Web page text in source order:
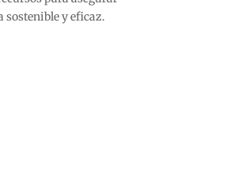
sostenible y eficaz.